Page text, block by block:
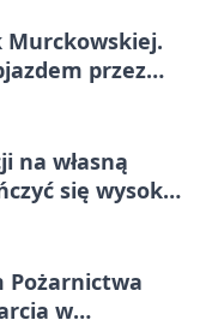
przez
na własną
się wysoką
Pożarnictwa
w